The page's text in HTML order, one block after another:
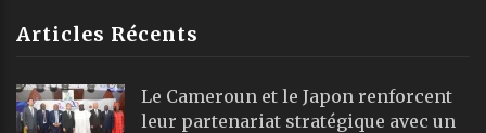
Articles Récents
Le Cameroun et le Japon renforcent
leur partenariat stratégique avec un